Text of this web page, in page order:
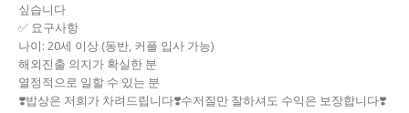
싶습니다
✅ 요구사항
나이: 20세 이상 (동반, 커플 입사 가능)
해외진출 의지가 확실한 분
열정적으로 일할 수 있는 분
❣️밥상은 저희가 차려드립니다❣️수저질만 잘하셔도 수익은 보장합니다❣️